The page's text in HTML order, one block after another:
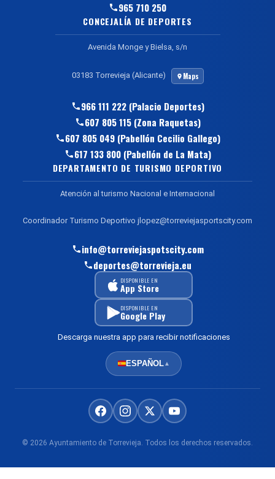
965 710 250
CONCEJALÍA DE DEPORTES
Avenida Monge y Bielsa, s/n
03183 Torrevieja (Alicante) Maps
966 111 222 (Palacio Deportes)
607 805 115 (Zona Raquetas)
607 805 049 (Pabellón Cecilio Gallego)
617 133 800 (Pabellón de La Mata)
DEPARTAMENTO DE TURISMO DEPORTIVO
Atención al turismo Nacional e Internacional
Coordinador Turismo Deportivo jlopez@torreviejasportscity.com
info@torreviejaspotscity.com
deportes@torrevieja.eu
DISPONIBLE EN
App Store
DISPONIBLE EN
Google Play
Descarga nuestra app para recibir notificaciones
ESPAÑOL▲
© 2026 Ayuntamiento de Torrevieja. Todos los derechos reservados.